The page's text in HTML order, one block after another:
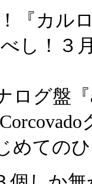
カル
し！３
盤『a
てのひ